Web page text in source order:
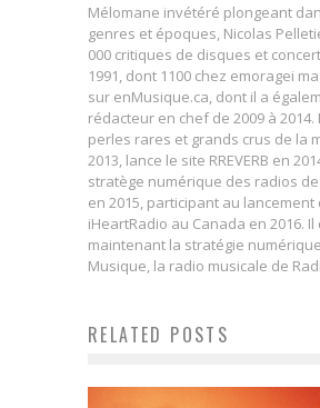
Mélomane invétéré plongeant
genres et époques, Nicolas
000 critiques de disques et
1991, dont 1100 chez emoragei
sur enMusique.ca, dont il a
rédacteur en chef de 2009 à 2014.
perles rares et grands crus de la
2013, lance le site RREVERB en
stratège numérique des radios
en 2015, participant au
iHeartRadio au Canada en 2016. Il
maintenant la stratégie
Musique, la radio musicale de
RELATED POSTS